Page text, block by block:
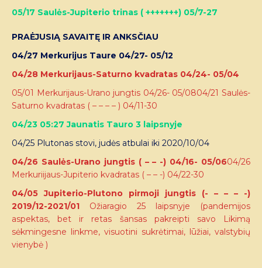
05/17 Saulės-Jupiterio trinas ( +++++++) 05/7-27
PRAĖJUSIĄ SAVAITĘ IR ANKSČIAU
04/27 Merkurijus Taure 04/27- 05/12
04/28 Merkurijaus-Saturno kvadratas 04/24- 05/04
05/01 Merkurijaus-Urano jungtis 04/26- 05/0804/21 Saulės-
Saturno kvadratas ( – – – – ) 04/11-30
04/23 05:27 Jaunatis Tauro 3 laipsnyje
04/25 Plutonas stovi, judės atbulai iki 2020/10/04
04/26 Saulės-Urano jungtis ( – – -) 04/16- 05/0604/26
Merkuriijaus-Jupiterio kvadratas ( – – -) 04/22-30
04/05 Jupiterio-Plutono pirmoji jungtis (- – – – -)
2019/12-2021/01 Ožiaragio 25 laipsnyje (pandemijos
aspektas, bet ir retas šansas pakreipti savo Likimą
sėkmingesne linkme, visuotini sukrėtimai, lūžiai, valstybių
vienybė )